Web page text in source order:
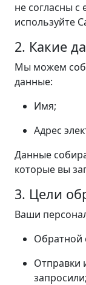
не согласны с
используйте
2. Какие
Мы можем
данные:
Имя;
Адрес
Данные
которые вы
3. Цели
Ваши
Обратной
Отправки
запросили;